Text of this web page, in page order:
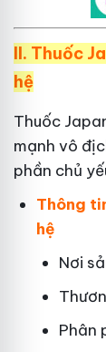
II. Thuốc
hệ
Thuốc
mạnh vô
phần chủ
Thông
hệ
Nơi
Phân